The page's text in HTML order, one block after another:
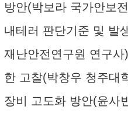
방안(박보라 국가안보
내테러 판단기준 및 발
재난안전연구원 연구
한 고찰(박창우 청주대
장비 고도화 방안(윤사